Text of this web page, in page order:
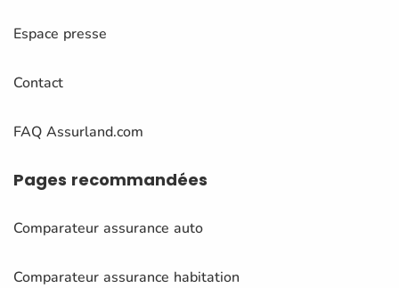
Espace presse
Contact
FAQ Assurland.com
Pages recommandées
Comparateur assurance auto
Comparateur assurance habitation